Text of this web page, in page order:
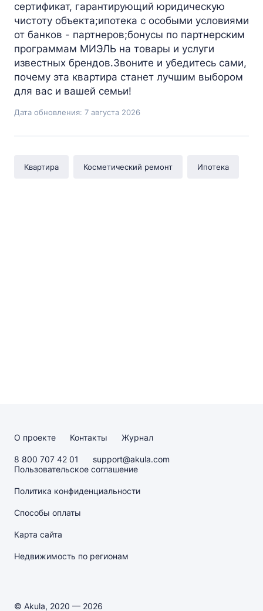
сертификат, гарантирующий юридическую
чистоту объекта;ипотека с особыми условиями
от банков - партнеров;бонусы по партнерским
программам МИЭЛЬ на товары и услуги
известных брендов.Звоните и убедитесь сами,
почему эта квартира станет лучшим выбором
для вас и вашей семьи!
Дата обновления: 7 августа 2026
Квартира Косметический ремонт Ипотека
О проекте Контакты Журнал
8 800 707 42 01
support@akula.com
Пользовательское соглашение
Политика конфиденциальности
Способы оплаты
Карта сайта
Недвижимость по регионам
© Akula, 2020 — 2026